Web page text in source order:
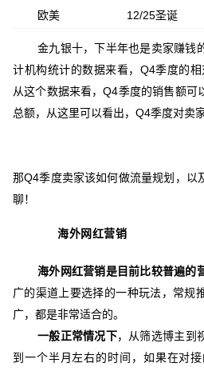
欧美
12/25圣诞
金九银十，下半年也是卖家赚钱
计机构统计的数据来看，Q4季度的相
从这个数据来看，Q4季度的销售额可
总额，从这里可以看出，Q4季度对卖
那Q4季度卖家该如何做流量规划，以
聊！
海外网红营销
海外网红营销是目前比较普遍的
广的渠道上要选择的一种玩法，常规
广，都是非常适合的。
一般正常情况下， 从筛选博主到
到一个半月左右的时间， 如果在对